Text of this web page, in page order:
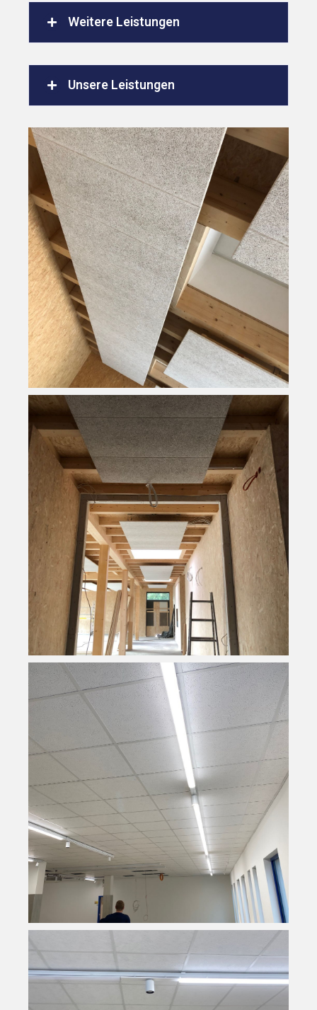
Weitere Leistungen
Unsere Leistungen